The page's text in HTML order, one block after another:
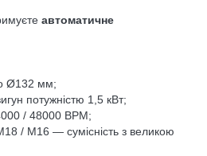
автоматичне
Ø132 мм;
потужністю 1,5 кВт;
/ 48000 BPM;
/ M16 — сумісність з великою